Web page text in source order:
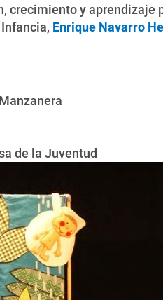
crecimiento y aprendizaje
Enrique Navarro
de la Juventud